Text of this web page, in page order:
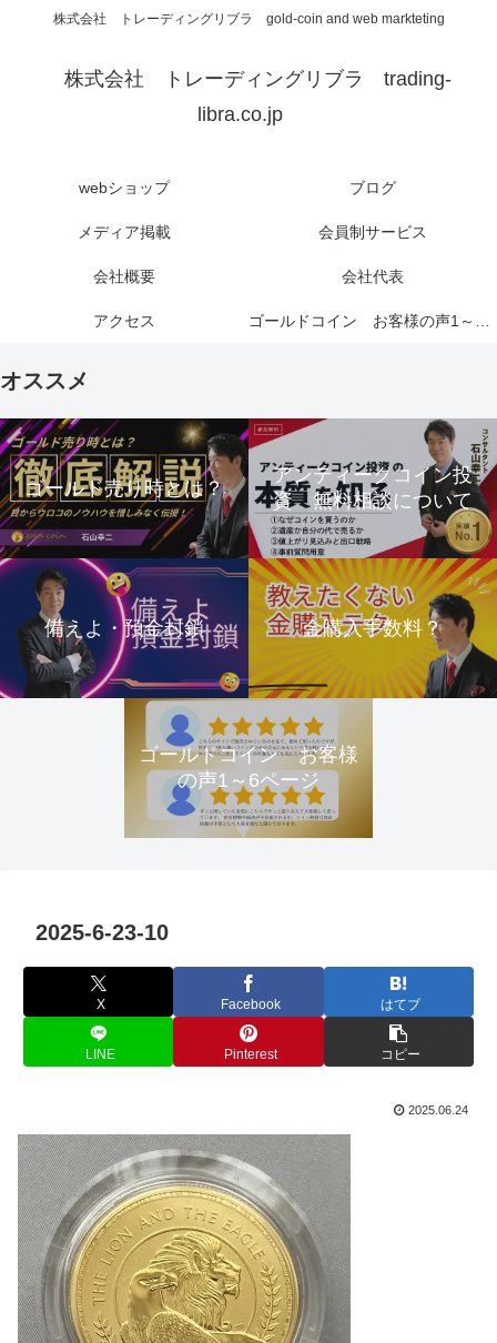
株式会社 トレーディングリブラ gold-coin and web markteting
株式会社 トレーディングリブラ trading-
libra.co.jp
webショップ ブログ
メディア掲載 会員制サービス
会社概要 会社代表
アクセス ゴールドコイン お客様の声1～6ページ
オススメ
ゴールド売り時とは？
アンティークコイン投
資 無料相談について
備えよ・預金封鎖 金購入手数料？
ゴールドコイン お客様
の声1～6ページ
2025-6-23-10
X Facebook はてブ
LINE Pinterest コピー
2025.06.24